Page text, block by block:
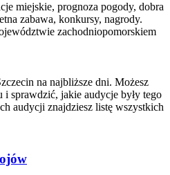
miejskie, prognoza pogody, dobra
zabawa, konkursy, nagrody.
zachodniopomorskiem
na najbliższe dni. Możesz
i sprawdzić, jakie audycje były tego
audycji znajdziesz listę wszystkich